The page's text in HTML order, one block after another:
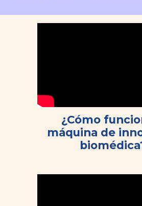
¿Cómo
máquina de